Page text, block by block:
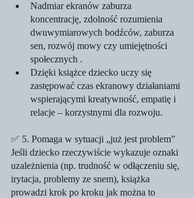
Nadmiar ekranów zaburza
koncentrację, zdolność rozumienia
dwuwymiarowych bodźców, zaburza
sen, rozwój mowy czy umiejętności
społecznych .
Dzięki książce dziecko uczy się
zastępować czas ekranowy działaniami
wspierającymi kreatywność, empatię i
relacje – korzystnymi dla rozwoju.
✅ 5. Pomaga w sytuacji „już jest problem”
Jeśli dziecko rzeczywiście wykazuje oznaki
uzależnienia (np. trudność w odłączeniu się,
irytacja, problemy ze snem), książka
prowadzi krok po kroku jak można to